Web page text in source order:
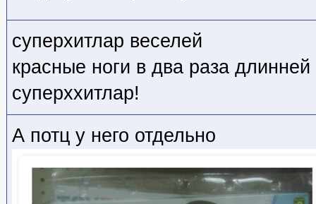
суперхитлар веселей
красные ноги в два раза длинней
суперххитлар!
А потц у него отдельно